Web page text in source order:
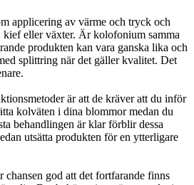
applicering av värme och tryck och
kief eller växter. Är kolofonium samma
produkten kan vara ganska lika och
splittring när det gäller kvalitet. Det
är att de kräver att du inför
kolväten i dina blommor medan du
behandlingen är klar förblir dessa
utsätta produkten för en ytterligare
chansen god att det fortfarande finns